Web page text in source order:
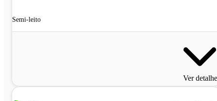
Semi-leito
Ver